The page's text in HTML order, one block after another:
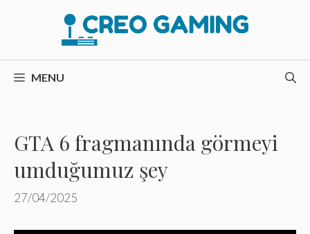
MENU
GTA 6 fragmanında görmeyi
umduğumuz şey
27/04/2025